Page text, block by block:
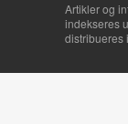
Artikler og
indekseres
distribueres